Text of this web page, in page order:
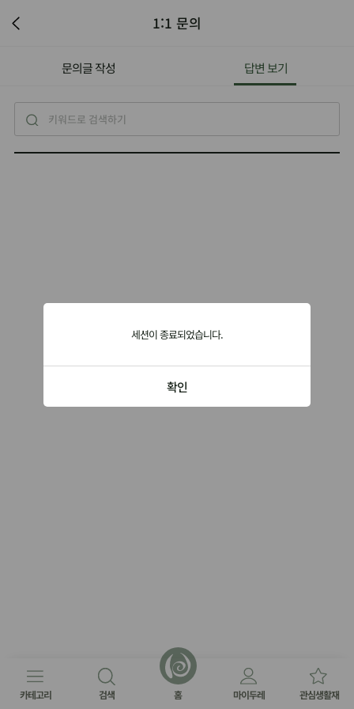
세션이 종료되었습니다.
확인
1:1 문의
문의글 작성 답변 보기
카테고리 검색 홈 마이두레 관심생활재